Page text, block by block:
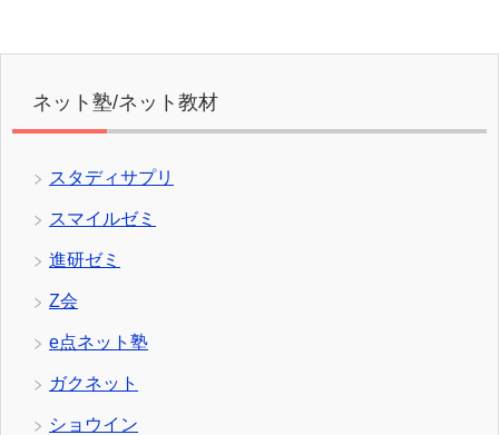
ネット塾/ネット教材
スタディサプリ
スマイルゼミ
進研ゼミ
Z会
e点ネット塾
ガクネット
ショウイン